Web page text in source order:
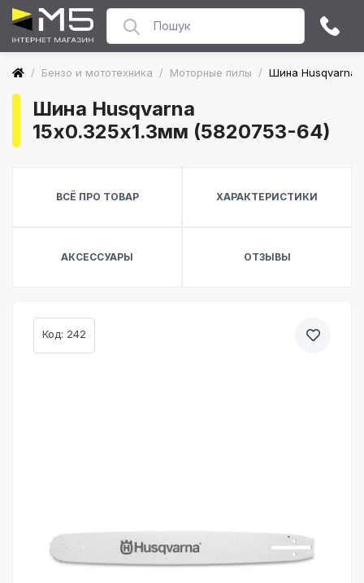
/ Бензо и мототехника / Моторные пилы / Шина Husqvarna
Шина Husqvarna
15х0.325х1.3мм (5820753-64)
ВСЁ ПРО ТОВАР ХАРАКТЕРИСТИКИ
АКСЕССУАРЫ ОТЗЫВЫ
Код: 242